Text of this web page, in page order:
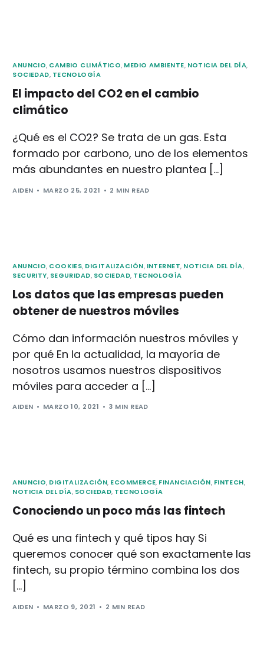
ANUNCIO, CAMBIO CLIMÁTICO, MEDIO AMBIENTE, NOTICIA DEL DÍA,
SOCIEDAD, TECNOLOGÍA
El impacto del CO2 en el cambio
climático
¿Qué es el CO2? Se trata de un gas. Esta
formado por carbono, uno de los elementos
más abundantes en nuestro plantea […]
AIDEN MARZO 25, 2021 2 MIN READ
ANUNCIO, COOKIES, DIGITALIZACIÓN, INTERNET, NOTICIA DEL DÍA,
SECURITY, SEGURIDAD, SOCIEDAD, TECNOLOGÍA
Los datos que las empresas pueden
obtener de nuestros móviles
Cómo dan información nuestros móviles y
por qué En la actualidad, la mayoría de
nosotros usamos nuestros dispositivos
móviles para acceder a […]
AIDEN MARZO 10, 2021 3 MIN READ
ANUNCIO, DIGITALIZACIÓN, ECOMMERCE, FINANCIACIÓN, FINTECH,
NOTICIA DEL DÍA, SOCIEDAD, TECNOLOGÍA
Conociendo un poco más las fintech
Qué es una fintech y qué tipos hay Si
queremos conocer qué son exactamente las
fintech, su propio término combina los dos
[…]
AIDEN MARZO 9, 2021 2 MIN READ